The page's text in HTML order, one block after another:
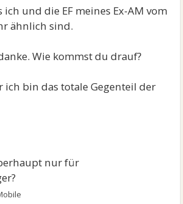
ich und die EF meines Ex-AM vom
ähnlich sind.
Wie kommst du drauf?
ich bin das totale Gegenteil der
nur für